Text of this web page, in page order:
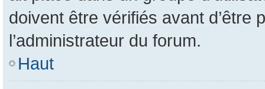
doivent être vérifiés avant d’être
l’administrateur du forum.
Haut